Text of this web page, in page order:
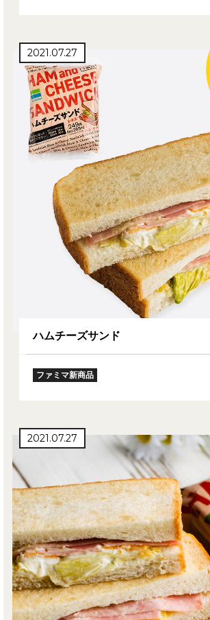
2021.07.27
ハムチーズサンド
ファミマ新商品
2021.07.27